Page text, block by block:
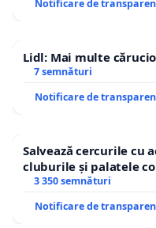
Notificare de
Lidl: Mai multe
7 semnături
Notificare de
Salvează cercurile cu
cluburile și palatele
3 350 semnături
Notificare de